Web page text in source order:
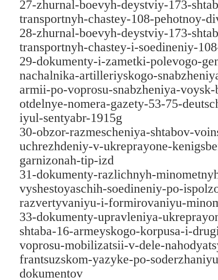
27-zhurnal-boevyh-deystviy-173-
transportnyh-chastey-108-pehotnoy-
28-zhurnal-boevyh-deystviy-173-
transportnyh-chastey-i-soedineniy-
29-dokumenty-i-zametki-polevogo-
nachalnika-artilleriyskogo-
armii-po-voprosu-snabzheniya-
otdelnye-nomera-gazety-53-75-
iyul-sentyabr-1915g
30-obzor-razmescheniya-shtabov-
uchrezhdeniy-v-ukreprayone-
garnizonah-tip-izd
31-dokumenty-razlichnyh-
vyshestoyaschih-soedineniy-po-
razvertyvaniyu-i-formirovaniyu-
33-dokumenty-upravleniya-
shtaba-16-armeyskogo-korpusa-i-
voprosu-mobilizatsii-v-dele-
frantsuzskom-yazyke-po-
dokumentov